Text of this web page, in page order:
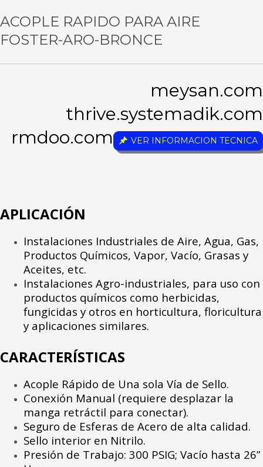
ACOPLE RAPIDO PARA AIRE
FOSTER-ARO-BRONCE
meysan.com
thrive.systemadik.com
rmdoo.com
VER INFORMACION TECNICA
APLICACIÓN
Instalaciones Industriales de Aire, Agua, Gas,
Productos Químicos, Vapor, Vacío, Grasas y
Aceites, etc.
Instalaciones Agro-industriales, para uso con
productos químicos como herbicidas,
fungicidas y otros en horticultura, floricultura
y aplicaciones similares.
CARACTERÍSTICAS
Acople Rápido de Una sola Vía de Sello.
Conexión Manual (requiere desplazar la
manga retráctil para conectar).
Seguro de Esferas de Acero de alta calidad.
Sello interior en Nitrilo.
Presión de Trabajo: 300 PSIG; Vacío hasta 26”